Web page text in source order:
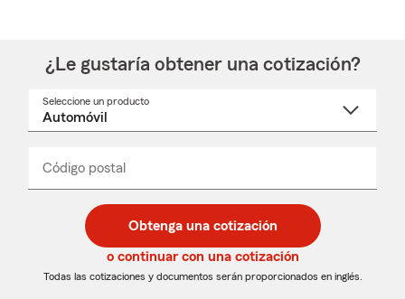
¿Le gustaría obtener una cotización?
Seleccione un producto
desplegable
Código postal
de
5
dígitos
de
5
dígitos
_____
Obtenga una cotización
o continuar con una cotización
Todas las cotizaciones y documentos serán proporcionados en inglés.